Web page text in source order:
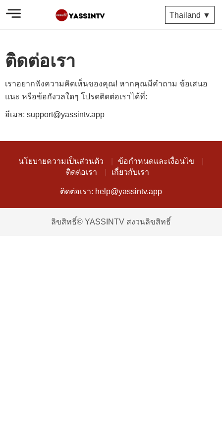
Thailand ▼
ติดต่อเรา
เราอยากฟังความคิดเห็นของคุณ! หากคุณมีคำถาม ข้อเสนอ
แนะ หรือข้อกังวลใดๆ โปรดติดต่อเราได้ที่:
อีเมล: support@yassintv.app
นโยบายความเป็นส่วนตัว
ข้อกำหนดและเงื่อนไข
ติดต่อเรา
เกี่ยวกับเรา
ติดต่อเรา: help@yassintv.app
ลิขสิทธิ์© YASSINTV สงวนลิขสิทธิ์